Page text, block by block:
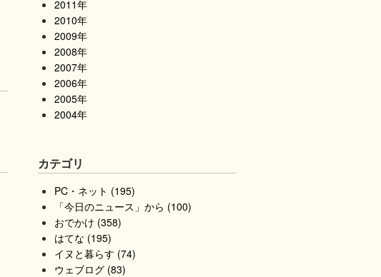
2011年
2010年
2009年
2008年
2007年
2006年
2005年
2004年
カテゴリ
PC・ネット (195)
「今日のニュース」から (100)
おでかけ (358)
はてな (195)
イヌと暮らす (74)
ウェブログ (83)